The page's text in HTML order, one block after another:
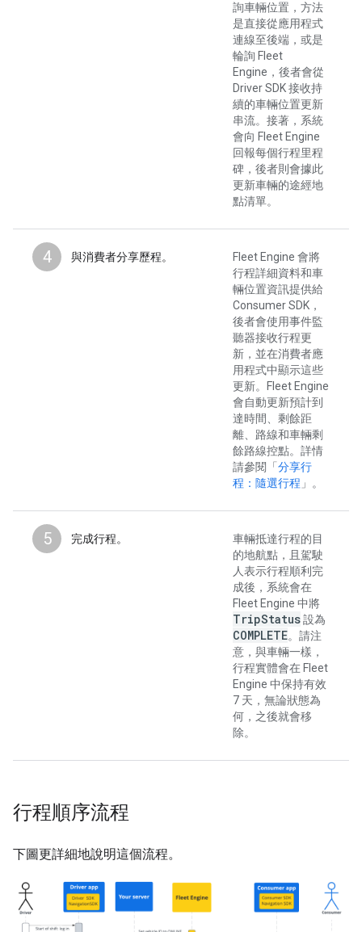
詢車輛位置，方法
是直接從應用程式
連線至後端，或是
輪詢 Fleet
Engine，後者會從
Driver SDK 接收持
續的車輛位置更新
串流。接著，系統
會向 Fleet Engine
回報每個行程里程
碑，後者則會據此
更新車輛的途經地
點清單。
4 與消費者分享歷程。
Fleet Engine 會將
行程詳細資料和車
輛位置資訊提供給
Consumer SDK，
後者會使用事件監
聽器接收行程更
新，並在消費者應
用程式中顯示這些
更新。Fleet Engine
會自動更新預計到
達時間、剩餘距
離、路線和車輛剩
餘路線控點。詳情
請參閱「 分享行
程：隨選行程 」。
5 完成行程。
車輛抵達行程的目
的地航點，且駕駛
人表示行程順利完
成後，系統會在
Fleet Engine 中將
TripStatus設為
COMPLETE。請注
意，與車輛一樣，
行程實體會在 Fleet
Engine 中保持有效
7 天，無論狀態為
何，之後就會移
除。
行程順序流程
下圖更詳細地說明這個流程。